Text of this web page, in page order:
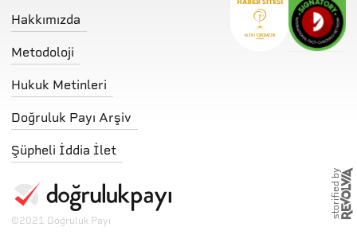
Hakkımızda
Metodoloji
Hukuk Metinleri
Doğruluk Payı Arşiv
Şüpheli İddia İlet
©2021 Doğruluk Payı
storified by